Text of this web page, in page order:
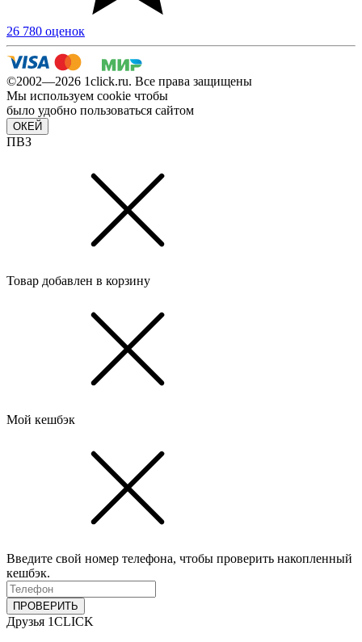
26 780 оценок
©2002—2026 1сlick.ru. Все права защищены
Мы используем cookie чтобы
было удобно пользоваться сайтом
ОКЕЙ
ПВЗ
Товар добавлен в корзину
Мой кешбэк
Введите свой номер телефона, чтобы проверить накопленный
кешбэк.
ПРОВЕРИТЬ
Друзья 1CLICK